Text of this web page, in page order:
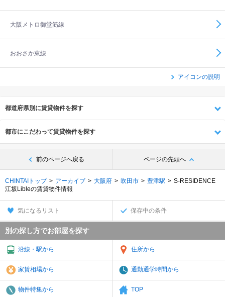
大阪メトロ御堂筋線
おおさか東線
アイコンの説明
都道府県別に賃貸物件を探す
都市にこだわって賃貸物件を探す
前のページへ戻る ページの先頭へ
CHINTAIトップ アーカイブ 大阪府 吹田市 豊津駅
S-RESIDENCE
江坂Libleの賃貸物件情報
気になるリスト 保存中の条件
別の探し方でお部屋を探す
沿線・駅から 住所から
家賃相場から 通勤通学時間から
物件特集から TOP